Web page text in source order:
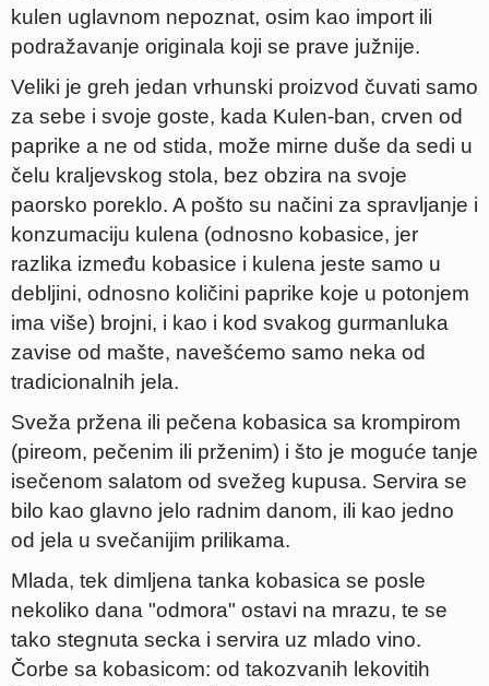
kulen uglavnom nepoznat, osim kao import ili
podražavanje originala koji se prave južnije.
Veliki je greh jedan vrhunski proizvod čuvati samo
za sebe i svoje goste, kada Kulen-ban, crven od
paprike a ne od stida, može mirne duše da sedi u
čelu kraljevskog stola, bez obzira na svoje
paorsko poreklo. A pošto su načini za spravljanje i
konzumaciju kulena (odnosno kobasice, jer
razlika između kobasice i kulena jeste samo u
debljini, odnosno količini paprike koje u potonjem
ima više) brojni, i kao i kod svakog gurmanluka
zavise od mašte, navešćemo samo neka od
tradicionalnih jela.
Sveža pržena ili pečena kobasica sa krompirom
(pireom, pečenim ili prženim) i što je moguće tanje
isečenom salatom od svežeg kupusa. Servira se
bilo kao glavno jelo radnim danom, ili kao jedno
od jela u svečanijim prilikama.
Mlada, tek dimljena tanka kobasica se posle
nekoliko dana "odmora" ostavi na mrazu, te se
tako stegnuta secka i servira uz mlado vino.
Čorbe sa kobasicom: od takozvanih lekovitih